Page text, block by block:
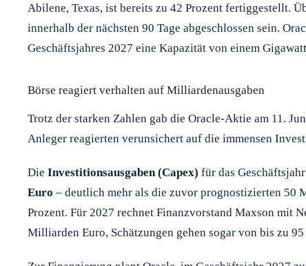
Abilene, Texas, ist bereits zu 42 Prozent fertiggestellt.
innerhalb der nächsten 90 Tage abgeschlossen sein.
Geschäftsjahres 2027 eine Kapazität von einem
Börse reagiert verhalten auf Milliardenausgaben
Trotz der starken Zahlen gab die Oracle-Aktie am 11.
Anleger reagierten verunsichert auf die immensen
Die Investitionsausgaben (Capex) für das
Euro – deutlich mehr als die zuvor prognostizierten 50
Prozent. Für 2027 rechnet Finanzvorstand Maxson mit
Milliarden Euro, Schätzungen gehen sogar von bis zu